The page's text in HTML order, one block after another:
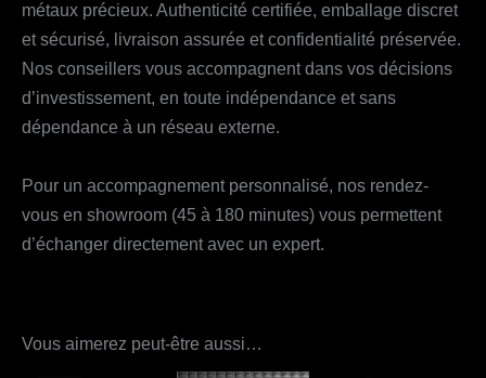
métaux précieux. Authenticité certifiée, emballage discret
et sécurisé, livraison assurée et confidentialité préservée.
Nos conseillers vous accompagnent dans vos décisions
d’investissement, en toute indépendance et sans
dépendance à un réseau externe.
Pour un accompagnement personnalisé, nos rendez-
vous en showroom (45 à 180 minutes) vous permettent
d’échanger directement avec un expert.
Vous aimerez peut-être aussi…